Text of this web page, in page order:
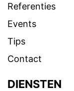
Referenties
Events
Tips
Contact
DIENSTEN